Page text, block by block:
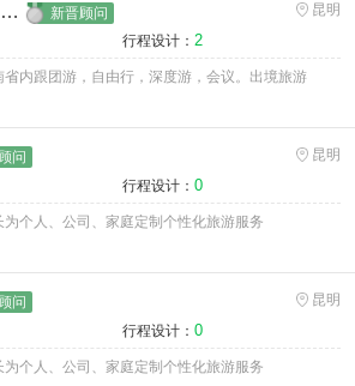
昆明中国国际旅行社 新晋顾问
昆明
行程设计： 2
省内跟团游，自由行，深度游，会议。出境旅游
问
昆明
行程设计： 0
个人、公司、家庭定制个性化旅游服务
问
昆明
行程设计： 0
为个人、公司、家庭定制个性化旅游服务